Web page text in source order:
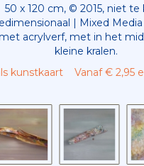
50 x 120 cm, © 2015, niet te
| Mixed
acrylverf, met in het
kleine kralen.
kunstkaart Vanaf € 2,95